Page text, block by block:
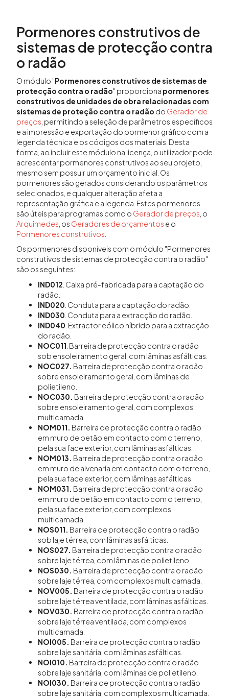
Pormenores construtivos de
sistemas de protecção contra
o radão
O módulo "Pormenores construtivos de sistemas de
protecção contra o radão" proporciona pormenores
construtivos de unidades de obra relacionadas com
sistemas de proteção contra o radão do Gerador de
preços , permitindo a seleção de parâmetros específicos
e a impressão e exportação do pormenor gráfico com a
legenda técnica e os códigos dos materiais. Desta
forma, ao incluir este módulo na licença, o utilizador pode
acrescentar pormenores construtivos ao seu projeto,
mesmo sem possuir um orçamento inicial. Os
pormenores são gerados considerando os parâmetros
selecionados, e qualquer alteração afeta a
representação gráfica e a legenda. Estes pormenores
são úteis para programas como o Gerador de preços , o
Arquimedes , os Geradores de orçamentos e o
Pormenores construtivos
Os pormenores disponíveis com o módulo "Pormenores
construtivos de sistemas de protecção contra o radão"
são os seguintes:
IND012 . Caixa pré-fabricada para a captação do
radão.
IND020 . Conduta para a captação do radão.
IND030 . Conduta para a extracção do radão.
IND040 . Extractor eólico híbrido para a extracção
do radão.
NOC011 . Barreira de protecção contra o radão
sob ensoleiramento geral, com lâminas asfálticas.
NOC027. Barreira de protecção contra o radão
sobre ensoleiramento geral, com lâminas de
polietileno.
NOC030. Barreira de protecção contra o radão
sobre ensoleiramento geral, com complexos
multicamada.
NOM011. Barreira de protecção contra o radão
em muro de betão em contacto com o terreno,
pela sua face exterior, com lâminas asfálticas.
NOM013. Barreira de protecção contra o radão
em muro de alvenaria em contacto com o terreno,
pela sua face exterior, com lâminas asfálticas.
NOM031. Barreira de protecção contra o radão
em muro de betão em contacto com o terreno,
pela sua face exterior, com complexos
multicamada.
NOS011. Barreira de protecção contra o radão
sob laje térrea, com lâminas asfálticas.
NOS027. Barreira de protecção contra o radão
sobre laje térrea, com lâminas de polietileno.
NOS030. Barreira de protecção contra o radão
sobre laje térrea, com complexos multicamada.
NOV005. Barreira de protecção contra o radão
sobre laje térrea ventilada, com lâminas asfálticas.
NOV030. Barreira de protecção contra o radão
sobre laje térrea ventilada, com complexos
multicamada.
NOI005. Barreira de protecção contra o radão
sobre laje sanitária, com lâminas asfálticas.
NOI010. Barreira de protecção contra o radão
sobre laje sanitária, com lâminas de polietileno.
NOI030. Barreira de protecção contra o radão
sobre laje sanitária, com complexos multicamada.